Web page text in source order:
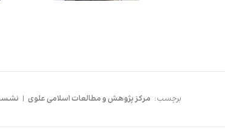
برچسب: مرکز پژوهش و مطالعات اسلامی علوی |